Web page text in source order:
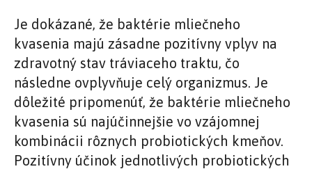
Je dokázané, že baktérie mliečneho
kvasenia majú zásadne pozitívny vplyv na
zdravotný stav tráviaceho traktu, čo
následne ovplyvňuje celý organizmus. Je
dôležité pripomenúť, že baktérie mliečneho
kvasenia sú najúčinnejšie vo vzájomnej
kombinácii rôznych probiotických kmeňov.
Pozitívny účinok jednotlivých probiotických